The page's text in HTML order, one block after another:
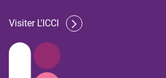
Visiter L'ICCI